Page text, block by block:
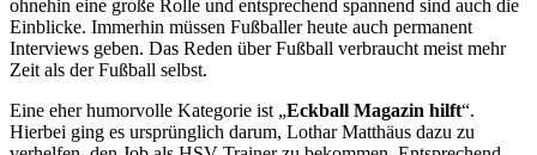
ohnehin eine große Rolle und entsprechend spannend sind auch die
Einblicke. Immerhin müssen Fußballer heute auch permanent
Interviews geben. Das Reden über Fußball verbraucht meist mehr
Zeit als der Fußball selbst.
Eine eher humorvolle Kategorie ist „Eckball Magazin hilft“.
Hierbei ging es ursprünglich darum, Lothar Matthäus dazu zu